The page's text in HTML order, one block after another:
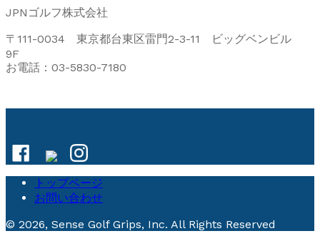
JPNゴルフ株式会社
〒111-0034 東京都台東区雷門2-3-11 ビッグベンビル
9F
お電話：03-5830-7180
トップページ
お問い合わせ
© 2026, Sense Golf Grips, Inc. All Rights Reserved